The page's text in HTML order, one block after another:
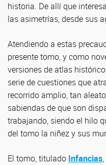
historia. De allí que
las asimetrías, desde sus
Atendiendo a estas
presente tomo, y como
versiones de atlas
serie de cuestiones que
recorrido amplio, tan
sabiendas de que son
trabajando, siendo el hilo
del tomo la niñez y sus
El tomo, titulado Infancias